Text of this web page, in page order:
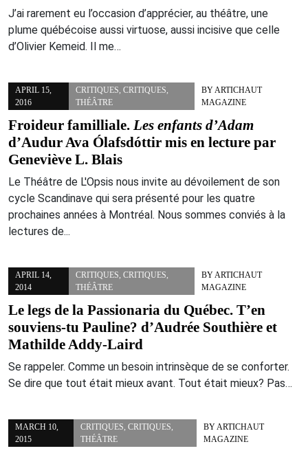
J’ai rarement eu l’occasion d’apprécier, au théâtre, une
plume québécoise aussi virtuose, aussi incisive que celle
d’Olivier Kemeid. Il me…
APRIL 15,
2016
CRITIQUES,CRITIQUES,
THÉÂTRE
BYARTICHAUT
MAGAZINE
Froideur familliale. Les enfants d’Adam
d’Audur Ava Ólafsdóttir mis en lecture par
Geneviève L. Blais
Le Théâtre de L'Opsis nous invite au dévoilement de son
cycle Scandinave qui sera présenté pour les quatre
prochaines années à Montréal. Nous sommes conviés à la
lectures de...
APRIL 14,
2014
CRITIQUES,CRITIQUES,
THÉÂTRE
BYARTICHAUT
MAGAZINE
Le legs de la Passionaria du Québec. T’en
souviens-tu Pauline? d’Audrée Southière et
Mathilde Addy-Laird
Se rappeler. Comme un besoin intrinsèque de se conforter.
Se dire que tout était mieux avant. Tout était mieux? Pas…
MARCH 10,
2015
CRITIQUES, CRITIQUES,
THÉÂTRE
BYARTICHAUT
MAGAZINE